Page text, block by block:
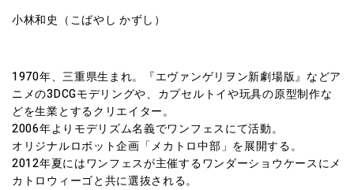
小林和史（こばやし かずし）
1970年、三重県生まれ。『エヴァンゲリヲン新劇場版』などア
ニメの3DCGモデリングや、カプセルトイや玩具の原型制作な
どを生業とするクリエイター。
2006年よりモデリズム名義でワンフェスにて活動。
オリジナルロボット企画「メカトロ中部」を展開する。
2012年夏にはワンフェスが主催するワンダーショウケースにメ
カトロウィーゴと共に選抜される。